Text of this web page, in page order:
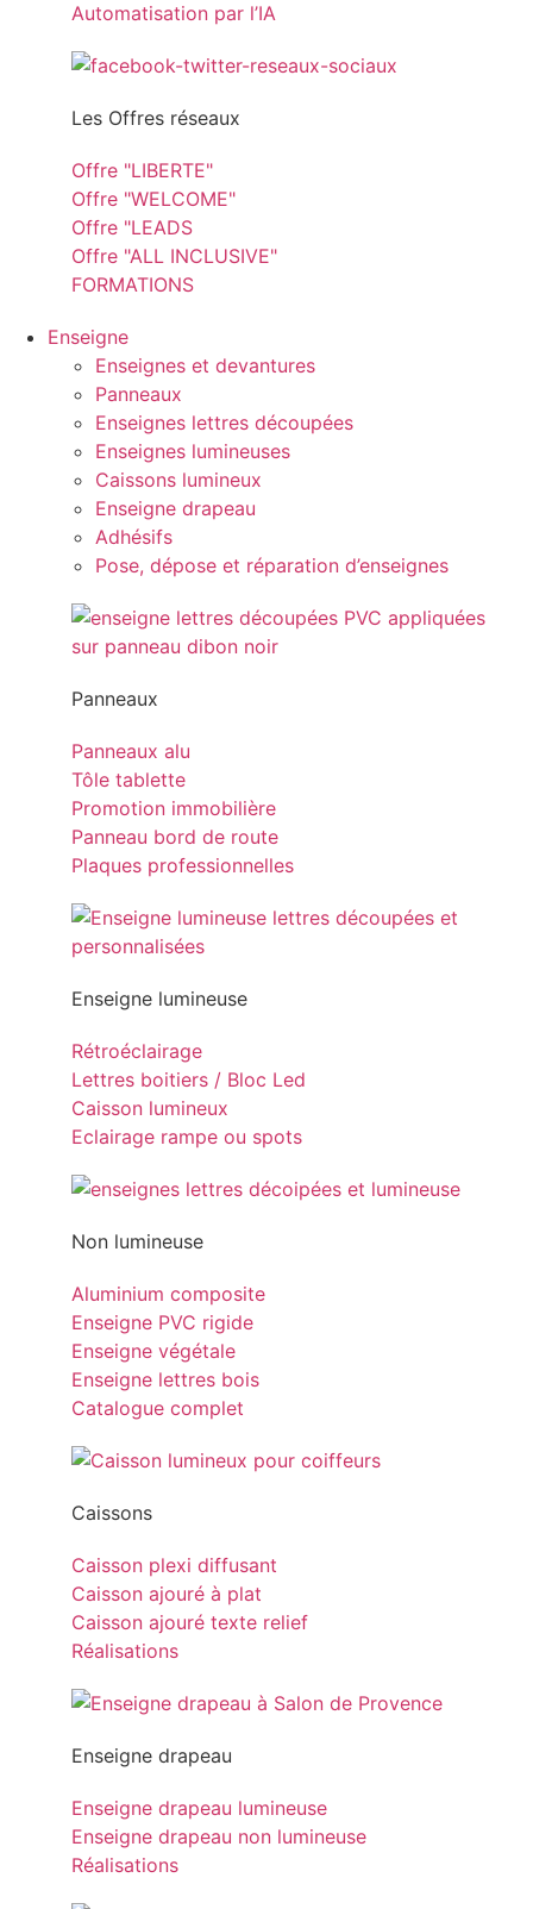
Automatisation par l’IA
Les Offres réseaux
Offre "LIBERTE"
Offre "WELCOME"
Offre "LEADS
Offre "ALL INCLUSIVE"
FORMATIONS
Enseigne
Enseignes et devantures
Panneaux
Enseignes lettres découpées
Enseignes lumineuses
Caissons lumineux
Enseigne drapeau
Adhésifs
Pose, dépose et réparation d’enseignes
Panneaux
Panneaux alu
Tôle tablette
Promotion immobilière
Panneau bord de route
Plaques professionnelles
Enseigne lumineuse
Rétroéclairage
Lettres boitiers / Bloc Led
Caisson lumineux
Eclairage rampe ou spots
Non lumineuse
Aluminium composite
Enseigne PVC rigide
Enseigne végétale
Enseigne lettres bois
Catalogue complet
Caissons
Caisson plexi diffusant
Caisson ajouré à plat
Caisson ajouré texte relief
Réalisations
Enseigne drapeau
Enseigne drapeau lumineuse
Enseigne drapeau non lumineuse
Réalisations